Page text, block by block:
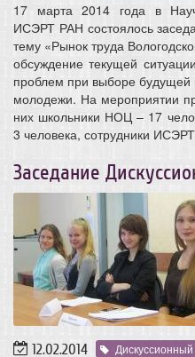
17 марта 2014 года в
ИСЭРТ РАН состоялось
тему «Рынок труда
обсуждение текущей
проблем при выборе будущей
молодежи. На мероприятии
них школьники НОЦ – 17
3 человека, сотрудники
Заседание
12.02.2014 Дискуссионный